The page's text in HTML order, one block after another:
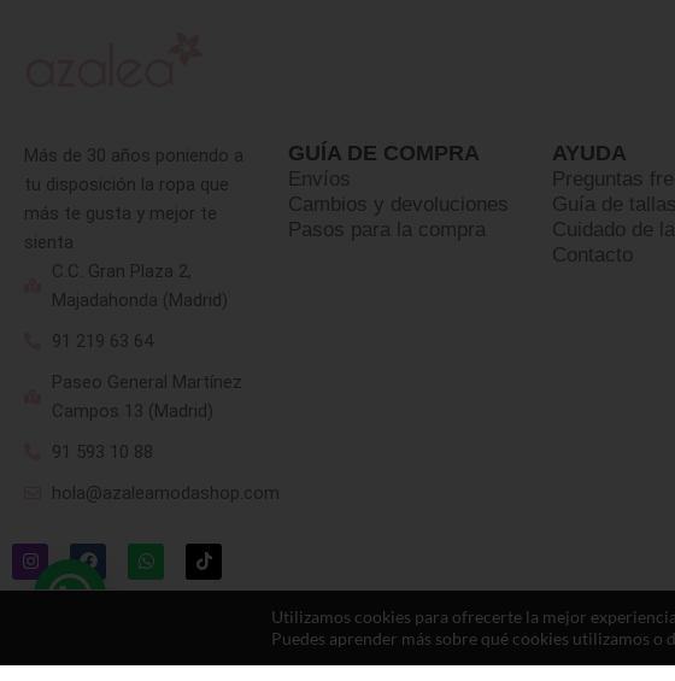
Más de 30 años poniendo a
tu disposición la ropa que
más te gusta y mejor te
sienta
C.C. Gran Plaza 2,
Majadahonda (Madrid)
91 219 63 64
Paseo General Martínez
Campos 13 (Madrid)
91 593 10 88
hola@azaleamodashop.com
GUÍA DE COMPRA
Envíos
Cambios y devoluciones
Pasos para la compra
AYUDA
Preguntas
Guía de tallas
Cuidado de
Contacto
Utilizamos cookies para ofrecerte la mejor
Puedes aprender más sobre qué cookies utilizamos o